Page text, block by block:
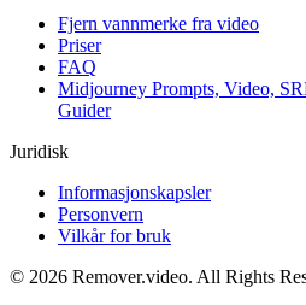
Fjern vannmerke fra video
Priser
FAQ
Midjourney Prompts, Video,
Guider
Juridisk
Informasjonskapsler
Personvern
Vilkår for bruk
© 2026 Remover.video. All Rights